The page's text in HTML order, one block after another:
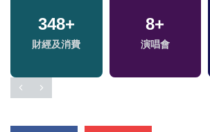
348+
財經及消費
8+
演唱會